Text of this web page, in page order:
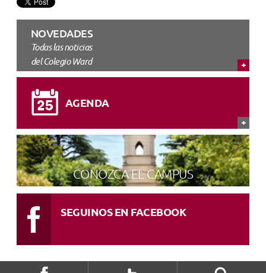
NOVEDADES
Todas las noticias
del Colegio Ward
AGENDA
CONOZCA EL CAMPUS
SEGUINOS EN FACEBOOK